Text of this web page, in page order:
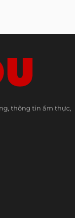
thông tin ẩm thực,